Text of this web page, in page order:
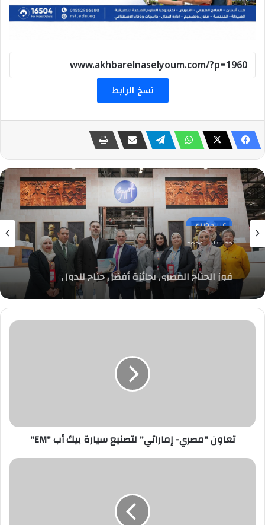
نسخ الرابط
غير مصنف
23 يناير، 2026
فوز الجناح المصري بجائزة أفضل جناح للدول
المشاركة في المعرض السياحي الدولي FITUR
2026 بأسبانيا
تعاون
تعاون "مصري- إماراتي" لتصنيع سيارة بيك أب "EM"
تونس